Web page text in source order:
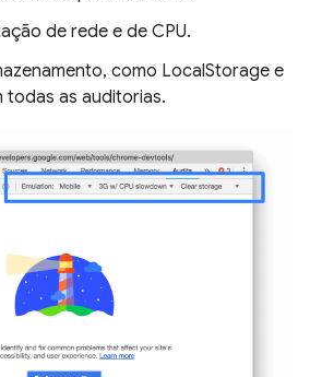
de rede e de CPU.
como LocalStorage e
todas as auditorias.